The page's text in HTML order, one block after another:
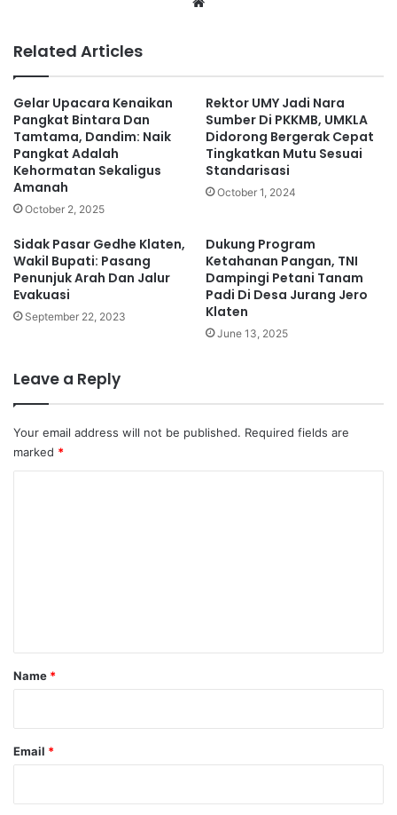
Related Articles
Gelar Upacara Kenaikan
Pangkat Bintara Dan
Tamtama, Dandim: Naik
Pangkat Adalah
Kehormatan Sekaligus
Amanah
October 2, 2025
Rektor UMY Jadi Nara
Sumber Di PKKMB, UMKLA
Didorong Bergerak Cepat
Tingkatkan Mutu Sesuai
Standarisasi
October 1, 2024
Sidak Pasar Gedhe Klaten,
Wakil Bupati: Pasang
Penunjuk Arah Dan Jalur
Evakuasi
September 22, 2023
Dukung Program
Ketahanan Pangan, TNI
Dampingi Petani Tanam
Padi Di Desa Jurang Jero
Klaten
June 13, 2025
Leave a Reply
Your email address will not be published. Required fields are
marked *
Name *
Email *